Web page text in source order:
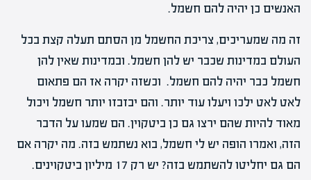
האנשים כן יהיה להם חשמל.
זה מה שמעריכים, צריכת החשמל מן הסתם תעלה קצת בכל
העולם במדינות שכבר יש להן חשמל. ובמדינות שאין להן
חשמל כבר יהיה להם חשמל. וכשזה יקרה אז הם פתאום
לאט לאט ילכו ויעלו עוד יותר. והם יבזבזו יותר חשמל ויכול
מאוד להיות שהם ירצו גם כן ביטקוין. הם שמעו על הדבר
הזה, ואמרו הופה יש לי חשמל, בוא נשתמש בזה. מה יקרה אם
הם גם יחליטו להשתמש בזה? יש רק 17 מיליון ביטקוינים.